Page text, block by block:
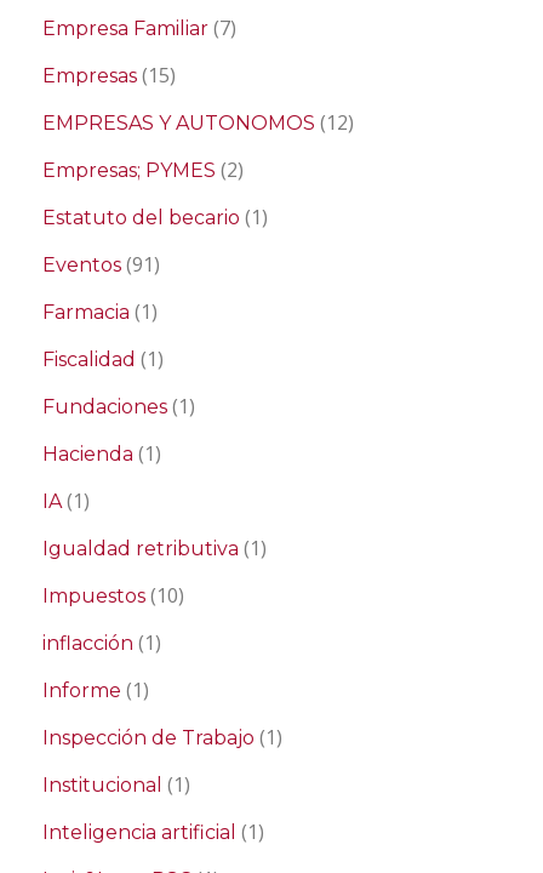
Empresa Familiar (7)
Empresas (15)
EMPRESAS Y AUTONOMOS (12)
Empresas; PYMES (2)
Estatuto del becario (1)
Eventos (91)
Farmacia (1)
Fiscalidad (1)
Fundaciones (1)
Hacienda (1)
IA(1)
Igualdad retributiva (1)
Impuestos (10)
inflacción (1)
Informe (1)
Inspección de Trabajo (1)
Institucional (1)
Inteligencia artificial (1)